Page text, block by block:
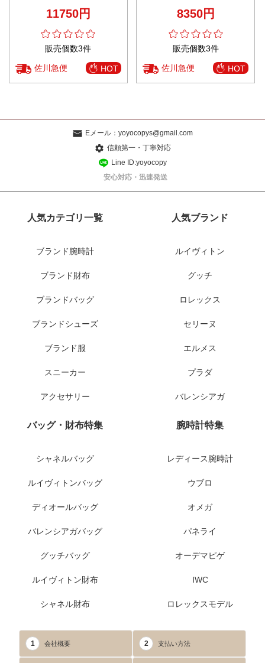
11750円
販売個数3件
佐川急便 HOT
8350円
販売個数3件
佐川急便 HOT
Eメール： yoyocopys@gmail.com
信頼第一・丁寧対応
Line ID:yoyocopy
安心対応・迅速発送
人気カテゴリ一覧
ブランド腕時計
ブランド財布
ブランドバッグ
ブランドシューズ
ブランド服
スニーカー
アクセサリー
人気ブランド
ルイヴィトン
グッチ
ロレックス
セリーヌ
エルメス
プラダ
バレンシアガ
バッグ・財布特集
シャネルバッグ
ルイヴィトンバッグ
ディオールバッグ
バレンシアガバッグ
グッチバッグ
ルイヴィトン財布
シャネル財布
腕時計特集
レディース腕時計
ウブロ
オメガ
パネライ
オーデマピゲ
IWC
ロレックスモデル
1 会社概要 2 支払い方法